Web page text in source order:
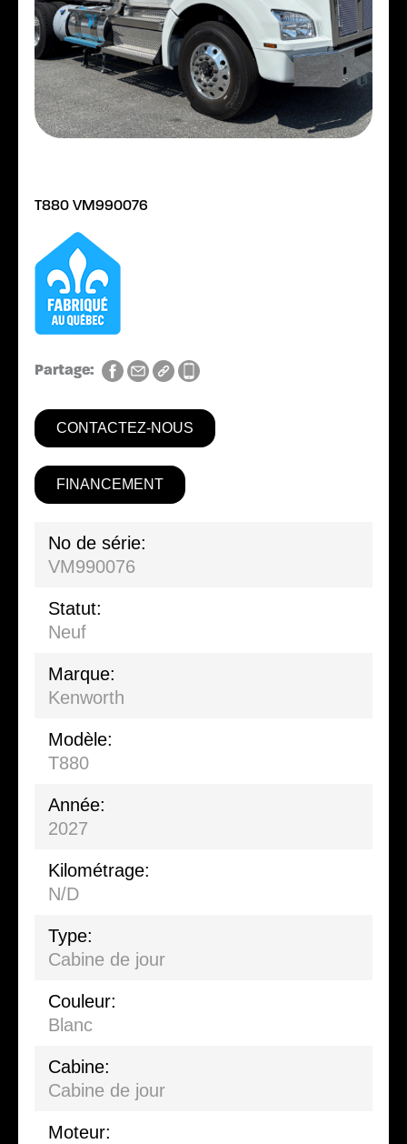
T880 VM990076
Partage:
CONTACTEZ-NOUS
FINANCEMENT
No de série:
VM990076
Statut:
Neuf
Marque:
Kenworth
Modèle:
T880
Année:
2027
Kilométrage:
N/D
Type:
Cabine de jour
Couleur:
Blanc
Cabine:
Cabine de jour
Moteur: